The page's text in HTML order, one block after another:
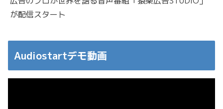
が配信スタート
Audiostartデモ動画